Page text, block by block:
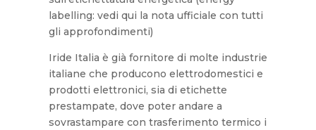
labelling: vedi qui la nota ufficiale con tutti
gli approfondimenti)
Iride Italia è già fornitore di molte industrie
italiane che producono elettrodomestici e
prodotti elettronici, sia di etichette
prestampate, dove poter andare a
sovrastampare con trasferimento termico i